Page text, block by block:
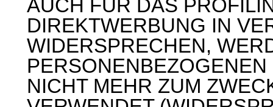
AUCH FÜR DAS
DIREKTWERBUNG IN
WIDERSPRECHEN,
NICHT MEHR ZUM